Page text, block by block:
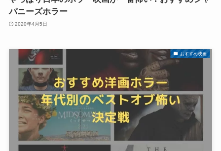
パニーズホラー
2020年4月5日
おすすめ映画